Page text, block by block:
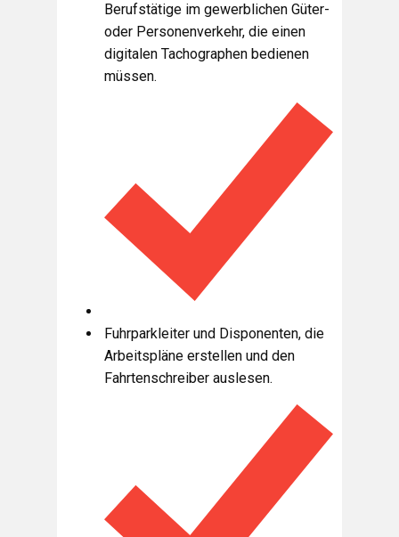
Berufstätige im gewerblichen Güter-
oder Personenverkehr, die einen
digitalen Tachographen bedienen
müssen.
Fuhrparkleiter und Disponenten, die
Arbeitspläne erstellen und den
Fahrtenschreiber auslesen.